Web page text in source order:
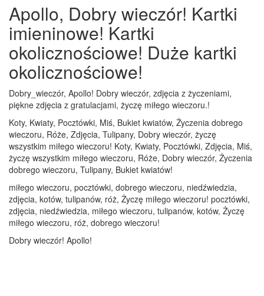
Apollo, Dobry wieczór! Kartki
imieninowe! Kartki
okolicznościowe! Duże kartki
okolicznościowe!
Dobry_wieczór, Apollo! Dobry wieczór, zdjęcia z życzeniami,
piękne zdjęcia z gratulacjami, życzę miłego wieczoru.!
Koty, Kwiaty, Pocztówki, Miś, Bukiet kwiatów, Życzenia dobrego
wieczoru, Róże, Zdjęcia, Tulipany, Dobry wieczór, życzę
wszystkim miłego wieczoru! Koty, Kwiaty, Pocztówki, Zdjęcia, Miś,
życzę wszystkim miłego wieczoru, Róże, Dobry wieczór, Życzenia
dobrego wieczoru, Tulipany, Bukiet kwiatów!
miłego wieczoru, pocztówki, dobrego wieczoru, niedźwiedzia,
zdjęcia, kotów, tulipanów, róż, Życzę miłego wieczoru! pocztówki,
zdjęcia, niedźwiedzia, miłego wieczoru, tulipanów, kotów, Życzę
miłego wieczoru, róż, dobrego wieczoru!
Dobry wieczór! Apollo!